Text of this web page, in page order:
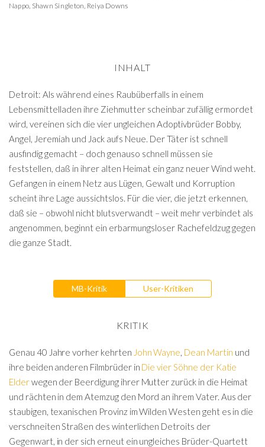
Nappo Shawn Singleton Reiya Downs
INHALT
Detroit: Als während eines Raubüberfalls in einem
Lebensmittelladen ihre Ziehmutter scheinbar zufällig ermordet
wird, vereinen sich die vier ungleichen Adoptivbrüder Bobby,
Angel, Jeremiah und Jack aufs Neue. Der Täter ist schnell
ausfindig gemacht – doch genauso schnell müssen sie
feststellen, daß in ihrer alten Heimat ein ganz neuer Wind weht.
Gefangen in einem Netz aus Lügen, Gewalt und Korruption
scheint ihre Lage aussichtslos. Für die vier, die jetzt erkennen,
daß sie – obwohl nicht blutsverwandt – weit mehr verbindet als
angenommen, beginnt ein erbarmungsloser Rachefeldzug gegen
die ganze Stadt.
MB-Kritik User-Kritiken
KRITIK
Genau 40 Jahre vorher kehrten John Wayne, Dean Martin und
ihre beiden anderen Filmbrüder in Die vier Söhne der Katie
Elderwegen der Beerdigung ihrer Mutter zurück in die Heimat
und rächten in dem Atemzug den Mord an ihrem Vater. Aus der
staubigen, texanischen Provinz im Wilden Westen geht es in die
verschneiten Straßen des winterlichen Detroits der
Gegenwart, in der sich erneut ein ungleiches Brüder-Quartett